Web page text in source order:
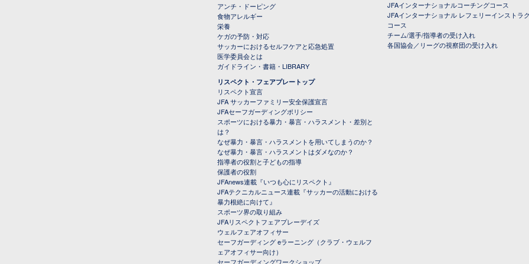
アンチ・ドーピング
食物アレルギー
栄養
ケガの予防・対応
サッカーにおけるセルフケアと応急処置
医学委員会とは
ガイドライン・書籍・LIBRARY
リスペクト・フェアプレートップ
リスペクト宣言
JFA サッカーファミリー安全保護宣言
JFAセーフガーディングポリシー
スポーツにおける暴力・暴言・ハラスメント・差別と
は？
なぜ暴力・暴言・ハラスメントを用いてしまうのか？
なぜ暴力・暴言・ハラスメントはダメなのか？
指導者の役割と子どもの指導
保護者の役割
JFAnews連載『いつも心にリスペクト』
JFAテクニカルニュース連載『サッカーの活動における
暴力根絶に向けて』
スポーツ界の取り組み
JFAリスペクトフェアプレーデイズ
ウェルフェアオフィサー
セーフガーディング eラーニング（クラブ・ウェルフ
ェアオフィサー向け）
セーフガーディングワークショップ
JFAインターナショナルコーチングコース
JFAインターナショナル レフェリーインストラ
コース
チーム/選手/指導者の受け入れ
各国協会／リーグの視察団の受け入れ